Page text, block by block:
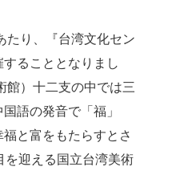
たり、『台湾文化セン
ることとなりまし
館）十二支の中では三
語の発音で「福」
福と富をもたらすとさ
を迎える国立台湾美術